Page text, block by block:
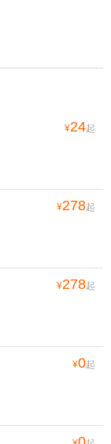
¥24起
¥278起
¥278起
¥0起